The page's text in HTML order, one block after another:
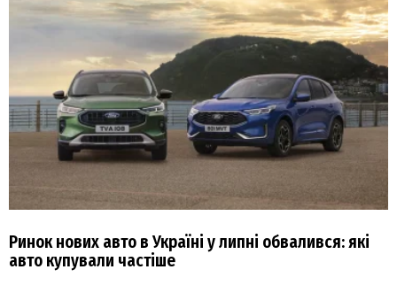
Ринок нових авто в Україні у липні обвалився: які
авто купували частіше